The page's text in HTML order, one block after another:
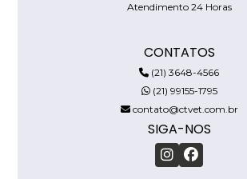
Atendimento 24 Horas
CONTATOS
(21) 3648-4566
(21) 99155-1795
contato@ctvet.com.br
SIGA-NOS